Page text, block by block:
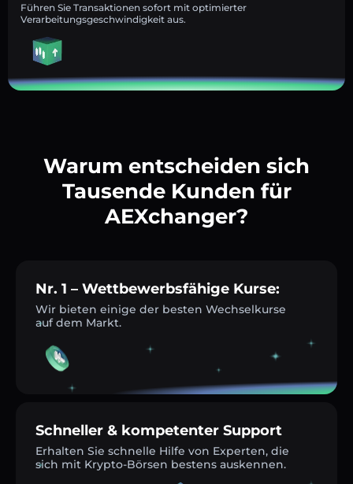
Führen Sie Transaktionen sofort mit optimierter
Verarbeitungsgeschwindigkeit aus.
Warum entscheiden sich
Tausende Kunden für
AEXchanger?
Nr. 1 – Wettbewerbsfähige Kurse:
Wir bieten einige der besten Wechselkurse
auf dem Markt.
Schneller & kompetenter Support
Erhalten Sie schnelle Hilfe von Experten, die
sich mit Krypto-Börsen bestens auskennen.